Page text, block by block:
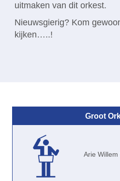
uitmaken van dit orkest.
Nieuwsgierig? Kom
kijken…..!
Groot
Arie Willem